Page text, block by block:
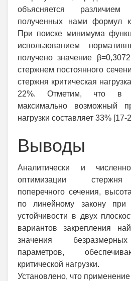
объясняется
полученных нами формул
При поиске минимума
использованием
получено значение
стержнем постоянного
стержня критическая
22%. Отметим, что в
максимально возможный
нагрузки составляет 33% [17-
Выводы
Аналитически и
оптимизации стержня
поперечного сечения,
по линейному закону при
устойчивости в двух
вариантов закрепления
значения
параметров,
критической нагрузки.
Установлено, что